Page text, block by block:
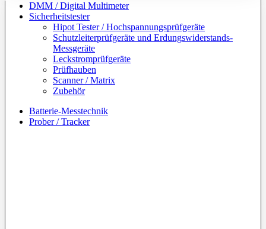
DMM / Digital Multimeter
Sicherheitstester
Hipot Tester / Hochspannungsprüfgeräte
Schutzleiterprüfgeräte und Erdungswiderstands-
Messgeräte
Leckstromprüfgeräte
Prüfhauben
Scanner / Matrix
Zubehör
Batterie-Messtechnik
Prober / Tracker